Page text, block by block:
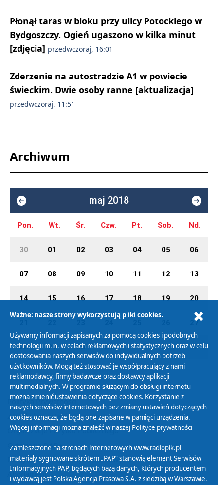
Płonął taras w bloku przy ulicy Potockiego w
Bydgoszczy. Ogień ugaszono w kilka minut
[zdjęcia] przedwczoraj, 16:01
Zderzenie na autostradzie A1 w powiecie
świeckim. Dwie osoby ranne [aktualizacja]
przedwczoraj, 11:51
Archiwum
maj 2018
Pon. Wt. Śr. Czw. Pt. Sob. Nd.
30 01 02 03 04 05 06
07 08 09 10 11 12 13
14 15 16 17 18 19 20
27
28 29 30 31 01 02 03
Polityka Prywatności
Zasady korzystania z Serwisu
Organizacje Pożytku Publicznego
Cyfryzacja DAB+
Polityka ochrony danych osobowych
Abonament
Ważne: nasze strony wykorzystują pliki cookies.
Używamy informacji zapisanych za pomocą cookies i podobnych
technologii m.in. w celach reklamowych i statystycznych oraz w celu
dostosowania naszych serwisów do indywidualnych potrzeb
użytkowników. Mogą też stosować je współpracujący z nami
reklamodawcy, firmy badawcze oraz dostawcy aplikacji
multimedialnych. W programie służącym do obsługi internetu
można zmienić ustawienia dotyczące cookies. Korzystanie z
naszych serwisów internetowych bez zmiany ustawień dotyczących
cookies oznacza, że będą one zapisane w pamięci urządzenia.
Więcej informacji można znaleźć w naszej Polityce prywatności
Zamieszczone na stronach internetowych www.radiopik.pl
materiały sygnowane skrótem „PAP” stanowią element Serwisów
Informacyjnych PAP, będących bazą danych, których producentem
i wydawcą jest Polska Agencja Prasowa S.A. z siedzibą w Warszawie.